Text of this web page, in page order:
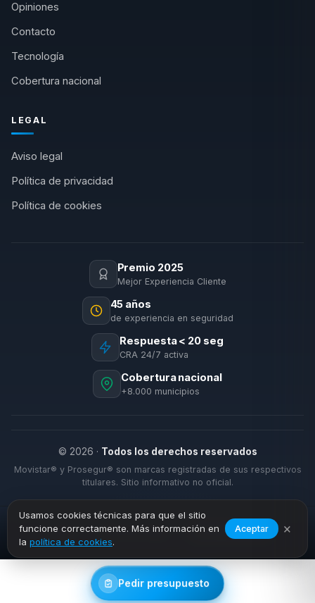
Pedir presupuesto
Usamos cookies técnicas para que el sitio
funcione correctamente. Más información en
la política de cookies.
Aceptar ×
Opiniones
Contacto
Tecnología
Cobertura nacional
LEGAL
Aviso legal
Política de privacidad
Política de cookies
Premio 2025
Mejor Experiencia Cliente
45 años
de experiencia en seguridad
Respuesta < 20 seg
CRA 24/7 activa
Cobertura nacional
+8.000 municipios
© 2026 · Todos los derechos reservados
Movistar® y Prosegur® son marcas registradas de sus respectivos
titulares. Sitio informativo no oficial.
Inicio › Alarmas Hogar › Granjuela (La)